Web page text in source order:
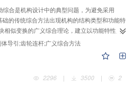
、5.0%和93.1%；本文算法在MATLAB仿真
相较于现有的磁瓦表面缺陷检测算法，该方法
削纹理和噪声干扰，检测结果更加准确，鲁棒
综合是机构设计中的典型问题，为避免采用
的传统综合方法出现机构的结构类型和功能特
相似变换的广义综合理论，建立以功能特性为
义综合方法以标准机构功能模块为最小设计
够产生复杂运动规律的齿轮连杆机构进行研
构功能模块。首先，通过对齿轮连杆机构的构
间的转换映射，将传动机构转化为导引机
齿轮连杆机构运动学分析，建立包括构件相对
导引;齿轮连杆;广义综合方法
2296
| 3500 | 2